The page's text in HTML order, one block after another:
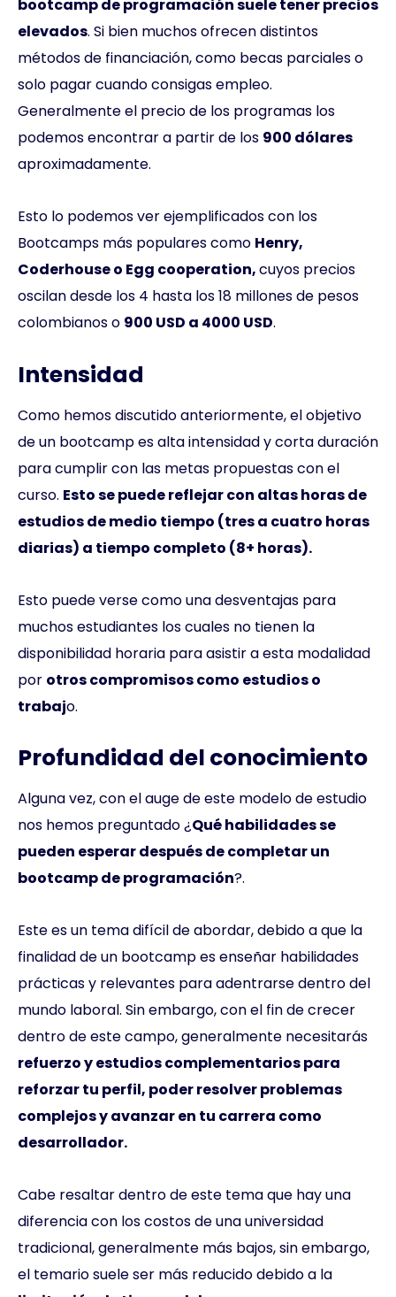
bootcamp de programación suele tener precios
elevados. Si bien muchos ofrecen distintos
métodos de financiación, como becas parciales o
solo pagar cuando consigas empleo.
Generalmente el precio de los programas los
podemos encontrar a partir de los 900 dólares
aproximadamente.
Esto lo podemos ver ejemplificados con los
Bootcamps más populares como Henry,
Coderhouse o Egg cooperation,cuyos precios
oscilan desde los 4 hasta los 18 millones de pesos
colombianos o 900 USD a 4000 USD.
Intensidad
Como hemos discutido anteriormente, el objetivo
de un bootcamp es alta intensidad y corta duración
para cumplir con las metas propuestas con el
curso. Esto se puede reflejar con altas horas de
estudios de medio tiempo (tres a cuatro horas
diarias) a tiempo completo (8+ horas).
Esto puede verse como una desventajas para
muchos estudiantes los cuales no tienen la
disponibilidad horaria para asistir a esta modalidad
por otros compromisos como estudios o
trabajo.
Profundidad del conocimiento
Alguna vez, con el auge de este modelo de estudio
nos hemos preguntado ¿Qué habilidades se
pueden esperar después de completar un
bootcamp de programación?.
Este es un tema difícil de abordar, debido a que la
finalidad de un bootcamp es enseñar habilidades
prácticas y relevantes para adentrarse dentro del
mundo laboral. Sin embargo, con el fin de crecer
dentro de este campo, generalmente necesitarás
refuerzo y estudios complementarios para
reforzar tu perfil, poder resolver problemas
complejos y avanzar en tu carrera como
desarrollador.
Cabe resaltar dentro de este tema que hay una
diferencia con los costos de una universidad
tradicional, generalmente más bajos, sin embargo,
el temario suele ser más reducido debido a la